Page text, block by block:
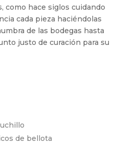
como hace siglos cuidando
cada pieza haciéndolas
de las bodegas hasta
justo de curación para su
de bellota